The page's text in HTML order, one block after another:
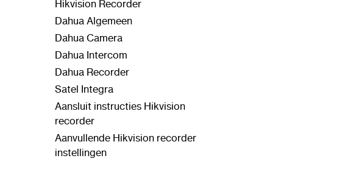
Hikvision Recorder
Dahua Algemeen
Dahua Camera
Dahua Intercom
Dahua Recorder
Satel Integra
Aansluit instructies Hikvision
recorder
Aanvullende Hikvision recorder
instellingen